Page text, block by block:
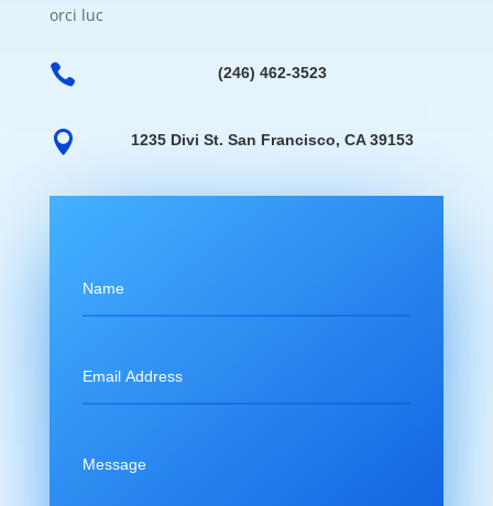
orci luc
 (246) 462-3523
 1235 Divi St. San Francisco, CA 39153